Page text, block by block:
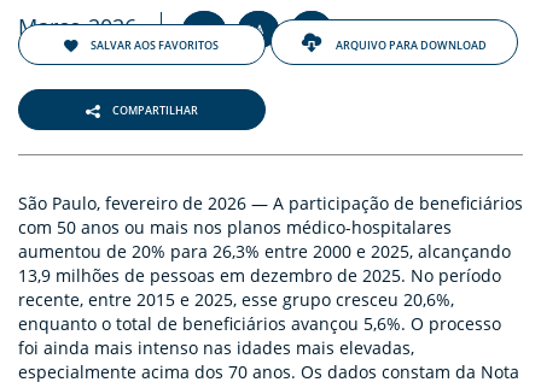
Março 2026 +A A
A
SALVAR AOS FAVORITOS
ARQUIVO PARA DOWNLOAD
COMPARTILHAR
São Paulo, fevereiro de 2026 — A participação de beneficiários
com 50 anos ou mais nos planos médico-hospitalares
aumentou de 20% para 26,3% entre 2000 e 2025, alcançando
13,9 milhões de pessoas em dezembro de 2025. No período
recente, entre 2015 e 2025, esse grupo cresceu 20,6%,
enquanto o total de beneficiários avançou 5,6%. O processo
foi ainda mais intenso nas idades mais elevadas,
especialmente acima dos 70 anos. Os dados constam da Nota